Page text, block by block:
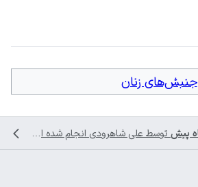
جنبش‌های زنان
توسط علی شاهرودی انجام شده است